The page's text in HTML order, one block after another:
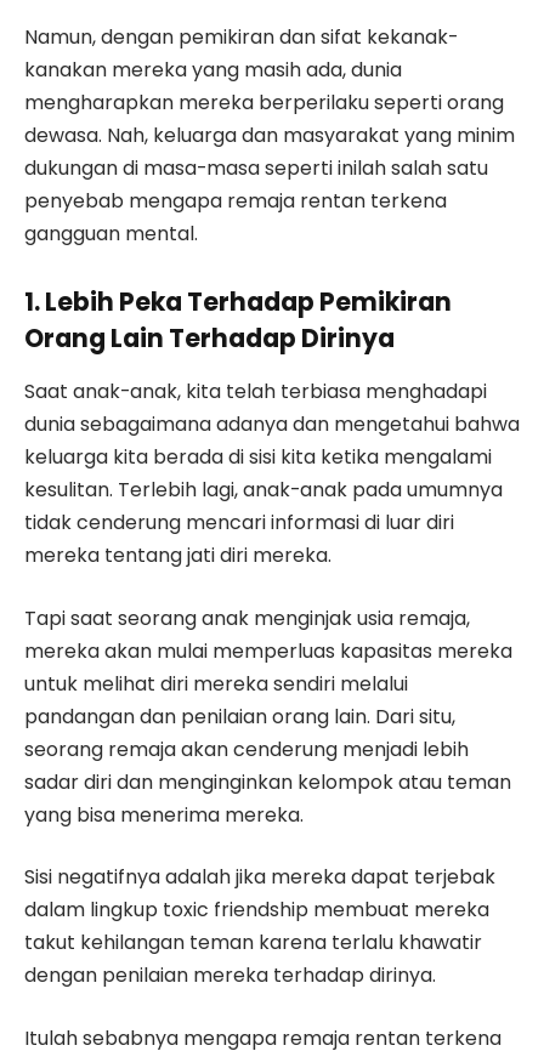
Namun, dengan pemikiran dan sifat kekanak-
kanakan mereka yang masih ada, dunia
mengharapkan mereka berperilaku seperti orang
dewasa. Nah, keluarga dan masyarakat yang minim
dukungan di masa-masa seperti inilah salah satu
penyebab mengapa remaja rentan terkena
gangguan mental.
1. Lebih Peka Terhadap Pemikiran
Orang Lain Terhadap Dirinya
Saat anak-anak, kita telah terbiasa menghadapi
dunia sebagaimana adanya dan mengetahui bahwa
keluarga kita berada di sisi kita ketika mengalami
kesulitan. Terlebih lagi, anak-anak pada umumnya
tidak cenderung mencari informasi di luar diri
mereka tentang jati diri mereka.
Tapi saat seorang anak menginjak usia remaja,
mereka akan mulai memperluas kapasitas mereka
untuk melihat diri mereka sendiri melalui
pandangan dan penilaian orang lain. Dari situ,
seorang remaja akan cenderung menjadi lebih
sadar diri dan menginginkan kelompok atau teman
yang bisa menerima mereka.
Sisi negatifnya adalah jika mereka dapat terjebak
dalam lingkup toxic friendship membuat mereka
takut kehilangan teman karena terlalu khawatir
dengan penilaian mereka terhadap dirinya.
Itulah sebabnya mengapa remaja rentan terkena